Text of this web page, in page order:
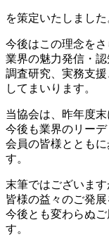
を策定いたしました
今後はこの理念をさ
業界の魅力発信・認
調査研究、実務支
してまいります。
当協会は、昨年度
今後も業界のリーデ
会員の皆様ととも
す。
末筆ではございます
皆様の益々のご発
今後とも変わらぬ
す。